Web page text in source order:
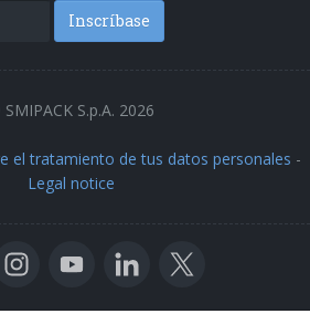
Inscríbase
S.p.A. 2026
el tratamiento de tus datos personales -
Legal notice